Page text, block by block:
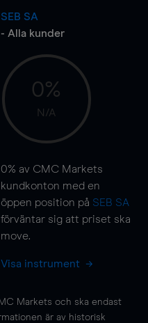
SEB SA
- Alla kunder
0%
N/A
0% av CMC Markets
kundkonton med en
öppen position på SEB SA
förväntar sig att priset ska
move.
Visa instrument
Markets och ska endast
är av historisk